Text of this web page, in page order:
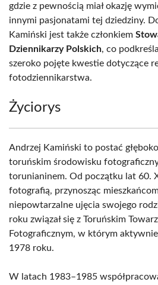
gdzie z pewnością miał okazję
innymi pasjonatami tej dziedziny.
Kamiński jest także członkiem
Dziennikarzy Polskich, co
szeroko pojęte kwestie dotyczące
fotodziennikarstwa.
Życiorys
Andrzej Kamiński to postać
toruńskim środowisku
torunianinem. Od początku lat 60.
fotografią, przynosząc
niepowtarzalne ujęcia swojego
roku związał się z Toruńskim
Fotograficznym, w którym aktywnie
1978 roku.
W latach 1983–1985